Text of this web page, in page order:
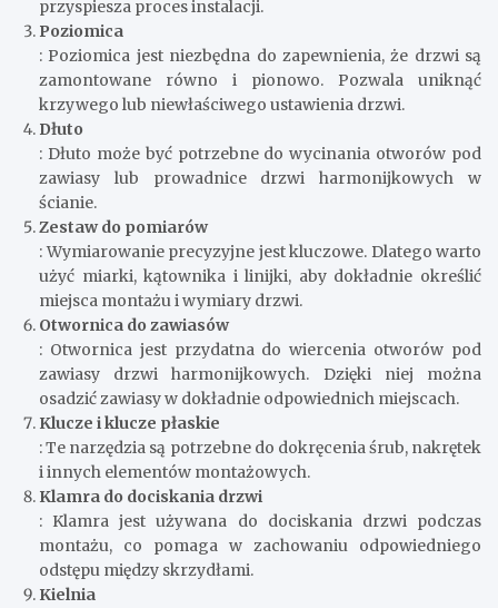
przyspiesza proces instalacji.
Poziomica
: Poziomica jest niezbędna do zapewnienia, że drzwi są
zamontowane równo i pionowo. Pozwala uniknąć
krzywego lub niewłaściwego ustawienia drzwi.
Dłuto
: Dłuto może być potrzebne do wycinania otworów pod
zawiasy lub prowadnice drzwi harmonijkowych w
ścianie.
Zestaw do pomiarów
: Wymiarowanie precyzyjne jest kluczowe. Dlatego warto
użyć miarki, kątownika i linijki, aby dokładnie określić
miejsca montażu i wymiary drzwi.
Otwornica do zawiasów
: Otwornica jest przydatna do wiercenia otworów pod
zawiasy drzwi harmonijkowych. Dzięki niej można
osadzić zawiasy w dokładnie odpowiednich miejscach.
Klucze i klucze płaskie
: Te narzędzia są potrzebne do dokręcenia śrub, nakrętek
i innych elementów montażowych.
Klamra do dociskania drzwi
: Klamra jest używana do dociskania drzwi podczas
montażu, co pomaga w zachowaniu odpowiedniego
odstępu między skrzydłami.
Kielnia